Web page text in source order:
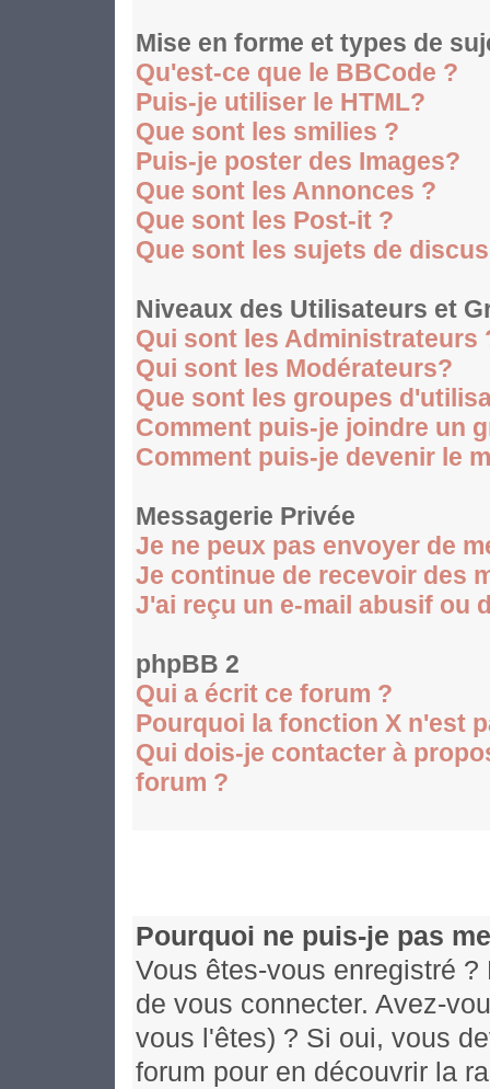
Mise en forme et types de
Qu'est-ce que le BBCode ?
Puis-je utiliser le HTML?
Que sont les smilies ?
Puis-je poster des Images?
Que sont les Annonces ?
Que sont les Post-it ?
Que sont les sujets de
Niveaux des Utilisateurs et
Qui sont les Administrateurs
Qui sont les Modérateurs?
Que sont les groupes
Comment puis-je joindre un
Comment puis-je devenir le
Messagerie Privée
Je ne peux pas envoyer de
Je continue de recevoir des
J'ai reçu un e-mail abusif ou
phpBB 2
Qui a écrit ce forum ?
Pourquoi la fonction X n'est
Qui dois-je contacter à
forum ?
Pourquoi ne puis-je pas
Vous êtes-vous enregistré
de vous connecter. Avez-
vous l'êtes) ? Si oui, vous
forum pour en découvrir la